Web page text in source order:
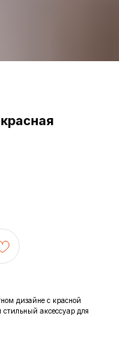
дизайне с красной
аксессуар для